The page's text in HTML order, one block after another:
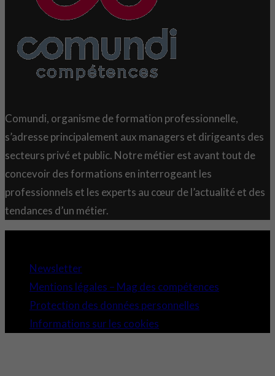
Comundi, organisme de formation professionnelle,
s’adresse principalement aux managers et dirigeants des
secteurs privé et public. Notre métier est avant tout de
concevoir des formations en interrogeant les
professionnels et les experts au cœur de l’actualité et des
tendances d’un métier.
Newsletter
Mentions légales – Mag des compétences
Protection des données personnelles
Informations sur les cookies